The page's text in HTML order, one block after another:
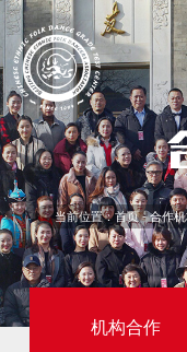
当前位置：首页-合作机
机构合作